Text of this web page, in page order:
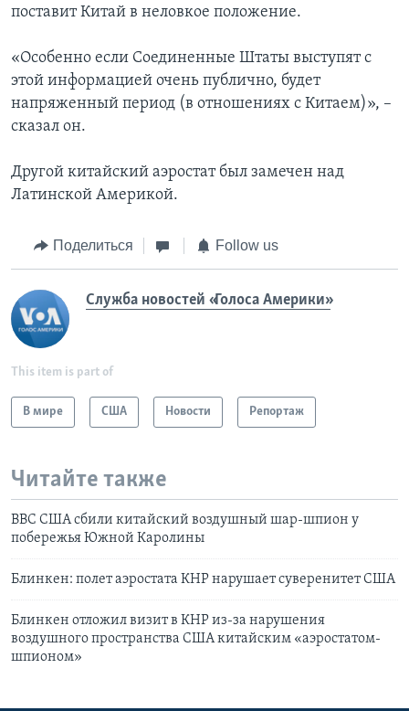
поставит Китай в неловкое положение.
«Особенно если Соединенные Штаты выступят с
этой информацией очень публично, будет
напряженный период (в отношениях с Китаем)», –
сказал он.
Другой китайский аэростат был замечен над
Латинской Америкой.
Поделиться Follow us
Служба новостей «Голоса Америки»
This item is part of
В мире США Новости Репортаж
Читайте также
ВВС США сбили китайский воздушный шар-шпион у
побережья Южной Каролины
Блинкен: полет аэростата КНР нарушает суверенитет США
Блинкен отложил визит в КНР из-за нарушения
воздушного пространства США китайским «аэростатом-
шпионом»